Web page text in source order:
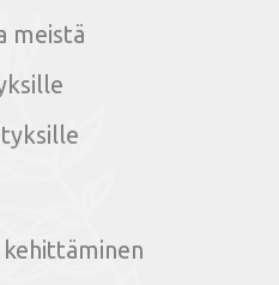
meistä
kehittäminen